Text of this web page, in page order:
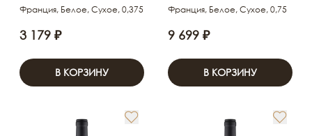
Франция, Белое, Сухое, 0,375
3 179 ₽
В КОРЗИНУ
Франция, Белое, Сухое, 0,75
9 699 ₽
В КОРЗИНУ